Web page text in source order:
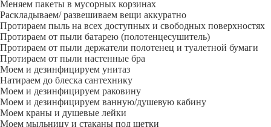
Меняем пакеты в мусорных корзинах
Раскладываем/ развешиваем вещи аккуратно
Протираем пыль на всех доступных и свободных поверхностях
Протираем от пыли батарею (полотенцесушитель)
Протираем от пыли держатели полотенец и туалетной бумаги
Протираем от пыли настенные бра
Моем и дезинфицируем унитаз
Натираем до блеска сантехнику
Моем и дезинфицируем раковину
Моем и дезинфицируем ванную/душевую кабину
Моем краны и душевые лейки
Моем мыльницу и стаканы под щетки